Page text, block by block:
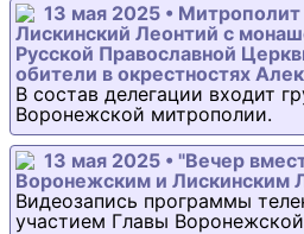
13 мая 2025 •
Лискинский Леонтий с
Русской Православной
обители в окрестностях
В состав делегации входит
Воронежской митрополии.
13 мая 2025 • "Вечер
Воронежским и Лискинским
Видеозапись программы
участием Главы